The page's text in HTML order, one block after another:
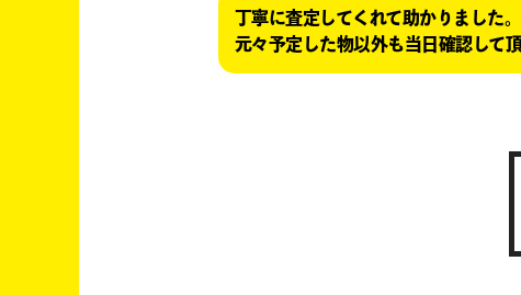
丁寧に査定してくれて助かりました
元々予定した物以外も当日確認して